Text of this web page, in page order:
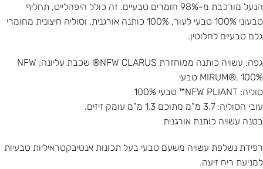
הנעל מורכבת מ-98% חומרים טבעיים. זה כולל היפהלייט, תחליף
טבעוני 100% טבעי לעור, 100% כותנה אורגנית, וסוליה חיצונית מחומרי
גלם טבעיים לחלוטין.
גפה: עשויה כותנה ממוחזרת NFW CLARUS® שכבת עליונה: NFW
MIRUM®, 100% טבעי
סוליה: NFW PLIANT™ טבעי 100%
עובי הסוליה: 3.7 מ”מ מתוכם 1.3 מ”מ עומק זיזים.
בטנה עשויה כותנת אורגנית
רפידת נשלפת עשויה משעם טבעי בעל תכונות אנטיבקטראיליות טבעיות
למניעת ריח זיעה.